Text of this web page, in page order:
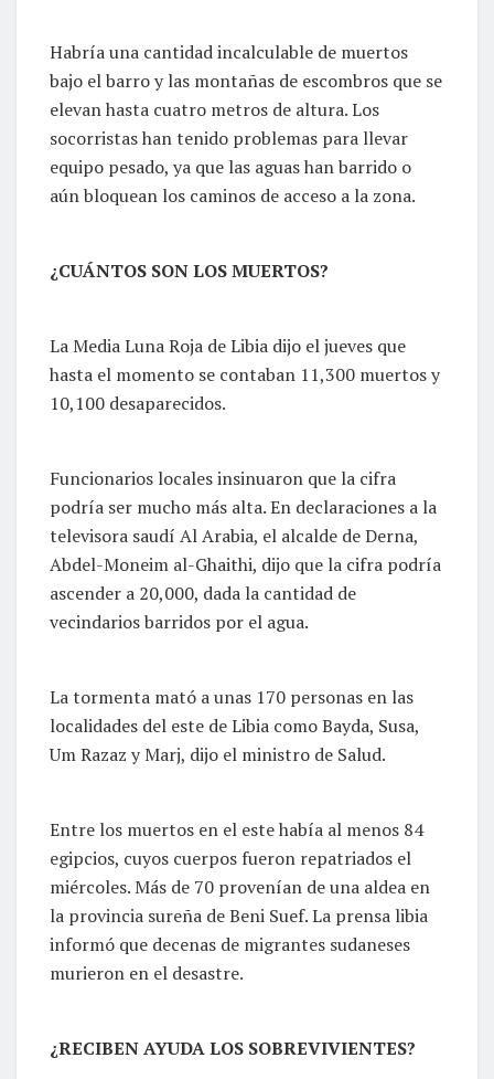
Habría una cantidad incalculable de muertos
bajo el barro y las montañas de escombros que se
elevan hasta cuatro metros de altura. Los
socorristas han tenido problemas para llevar
equipo pesado, ya que las aguas han barrido o
aún bloquean los caminos de acceso a la zona.
¿CUÁNTOS SON LOS MUERTOS?
La Media Luna Roja de Libia dijo el jueves que
hasta el momento se contaban 11,300 muertos y
10,100 desaparecidos.
Funcionarios locales insinuaron que la cifra
podría ser mucho más alta. En declaraciones a la
televisora saudí Al Arabia, el alcalde de Derna,
Abdel-Moneim al-Ghaithi, dijo que la cifra podría
ascender a 20,000, dada la cantidad de
vecindarios barridos por el agua.
La tormenta mató a unas 170 personas en las
localidades del este de Libia como Bayda, Susa,
Um Razaz y Marj, dijo el ministro de Salud.
Entre los muertos en el este había al menos 84
egipcios, cuyos cuerpos fueron repatriados el
miércoles. Más de 70 provenían de una aldea en
la provincia sureña de Beni Suef. La prensa libia
informó que decenas de migrantes sudaneses
murieron en el desastre.
¿RECIBEN AYUDA LOS SOBREVIVIENTES?